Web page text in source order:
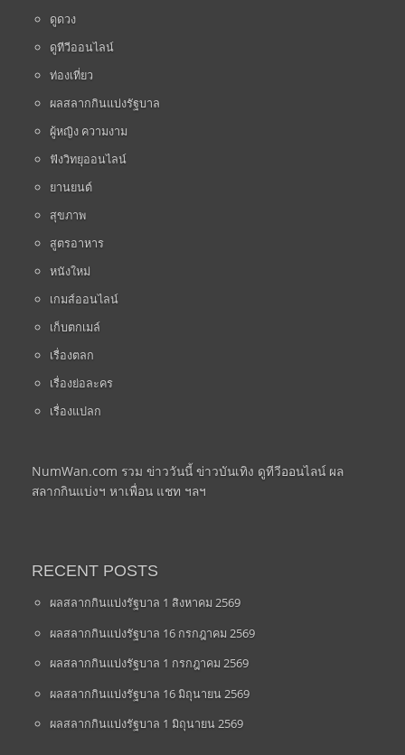
ดูดวง
ดูทีวีออนไลน์
ท่องเที่ยว
ผลสลากกินแบ่งรัฐบาล
ผู้หญิง ความงาม
ฟังวิทยุออนไลน์
ยานยนต์
สุขภาพ
สูตรอาหาร
หนังใหม่
เกมส์ออนไลน์
เก็บตกเมล์
เรื่องตลก
เรื่องย่อละคร
เรื่องแปลก
NumWan.com รวม ข่าววันนี้ ข่าวบันเทิง ดูทีวีออนไลน์ ผล
สลากกินแบ่งฯ หาเพื่อน แชท ฯลฯ
RECENT POSTS
ผลสลากกินแบ่งรัฐบาล 1 สิงหาคม 2569
ผลสลากกินแบ่งรัฐบาล 16 กรกฎาคม 2569
ผลสลากกินแบ่งรัฐบาล 1 กรกฎาคม 2569
ผลสลากกินแบ่งรัฐบาล 16 มิถุนายน 2569
ผลสลากกินแบ่งรัฐบาล 1 มิถุนายน 2569